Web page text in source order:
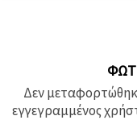
Δεν
εγγεγραμμένος